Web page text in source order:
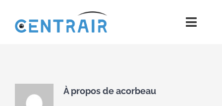
contenu
Moyens
À propos deacorbeau